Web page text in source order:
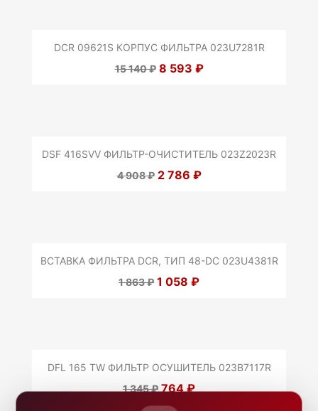
DCR 09621S КОРПУС ФИЛЬТРА 023U7281R
15 140 ₽ 8 593 ₽
DSF 416SVV ФИЛЬТР-ОЧИСТИТЕЛЬ 023Z2023R
4 908 ₽ 2 786 ₽
ВСТАВКА ФИЛЬТРА DCR, ТИП 48-DC 023U4381R
1 863 ₽ 1 058 ₽
DFL 165 TW ФИЛЬТР ОСУШИТЕЛЬ 023B7117R
1 345 ₽ 764 ₽